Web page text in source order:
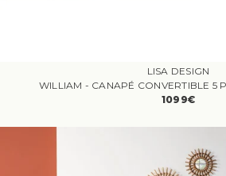
LISA DESIGN
1099€